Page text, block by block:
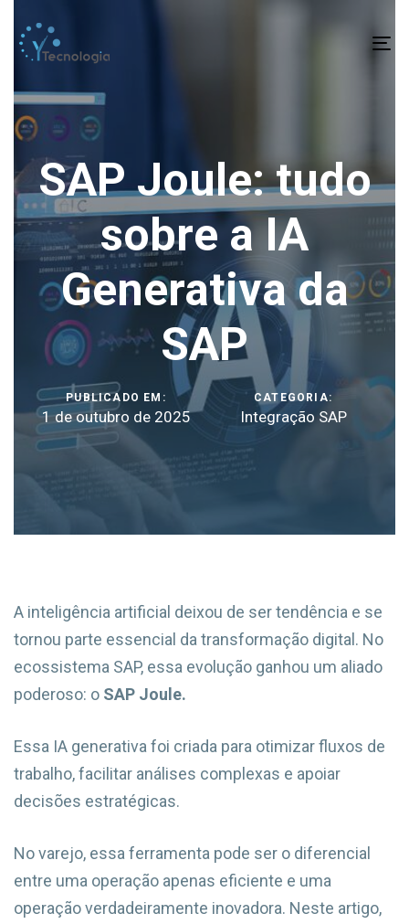
SAP Joule: tudo
sobre a IA
Generativa da
SAP
PUBLICADO EM:
1 de outubro de 2025
CATEGORIA:
Integração SAP
A inteligência artificial deixou de ser tendência e se
tornou parte essencial da transformação digital. No
ecossistema SAP, essa evolução ganhou um aliado
poderoso: o SAP Joule.
Essa IA generativa foi criada para otimizar fluxos de
trabalho, facilitar análises complexas e apoiar
decisões estratégicas.
No varejo, essa ferramenta pode ser o diferencial
entre uma operação apenas eficiente e uma
operação verdadeiramente inovadora. Neste artigo,